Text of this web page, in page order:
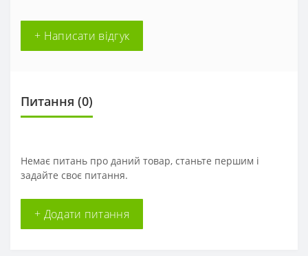
+ Написати відгук
Питання (0)
Немає питань про даний товар, станьте першим і
задайте своє питання.
+ Додати питання